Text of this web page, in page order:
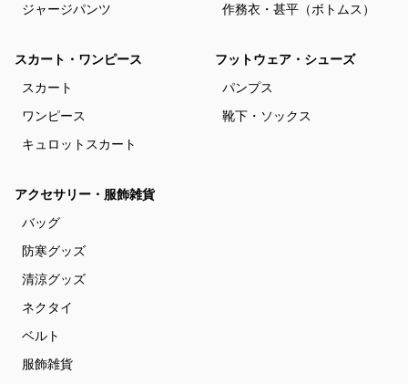
ジャージパンツ
作務衣・甚平（ボトムス）
スカート・ワンピース
スカート
ワンピース
キュロットスカート
フットウェア・シューズ
パンプス
靴下・ソックス
アクセサリー・服飾雑貨
バッグ
防寒グッズ
清涼グッズ
ネクタイ
ベルト
服飾雑貨